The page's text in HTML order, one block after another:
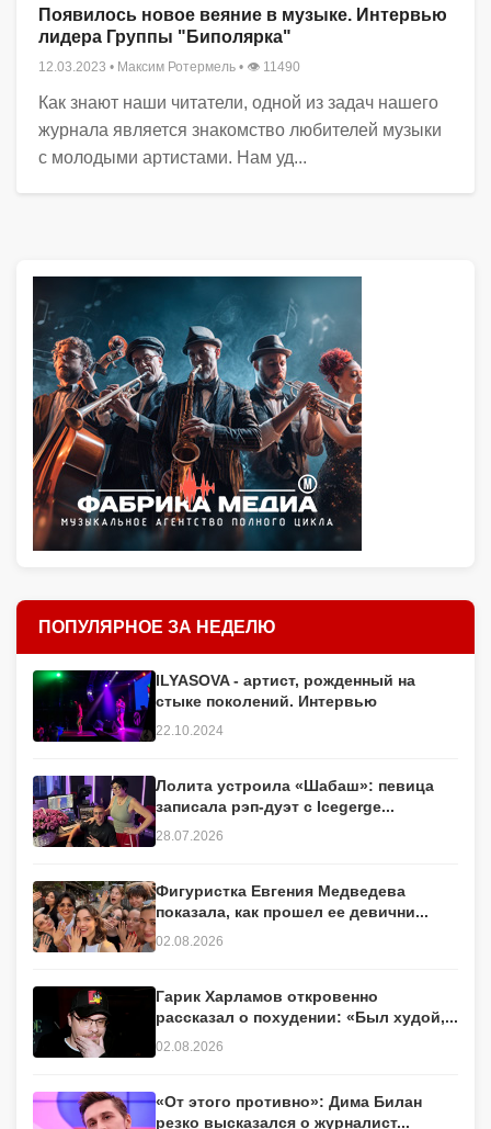
Появилось новое веяние в музыке. Интервью
лидера Группы "Биполярка"
12.03.2023 • Максим Ротермель • 👁 11490
Как знают наши читатели, одной из задач нашего
журнала является знакомство любителей музыки
с молодыми артистами. Нам уд...
ПОПУЛЯРНОЕ ЗА НЕДЕЛЮ
ILYASOVA - артист, рожденный на
стыке поколений. Интервью
22.10.2024
Лолита устроила «Шабаш»: певица
записала рэп-дуэт с Icegerge...
28.07.2026
Фигуристка Евгения Медведева
показала, как прошел ее девични...
02.08.2026
Гарик Харламов откровенно
рассказал о похудении: «Был худой,...
02.08.2026
«От этого противно»: Дима Билан
резко высказался о журналист...